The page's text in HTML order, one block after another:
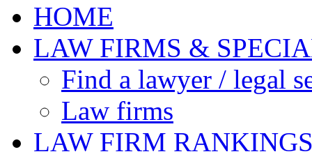
HOME
LAW FIRMS &
Find a lawyer / legal
Law firms
LAW FIRM